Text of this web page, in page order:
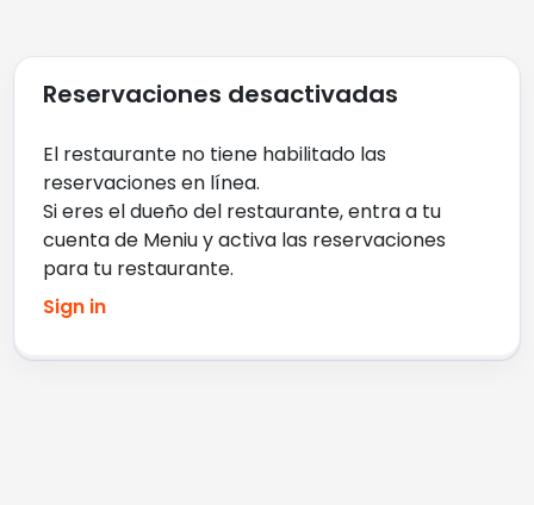
Reservaciones desactivadas
El restaurante no tiene habilitado las
reservaciones en línea.
Si eres el dueño del restaurante, entra a tu
cuenta de Meniu y activa las reservaciones
para tu restaurante.
Sign in